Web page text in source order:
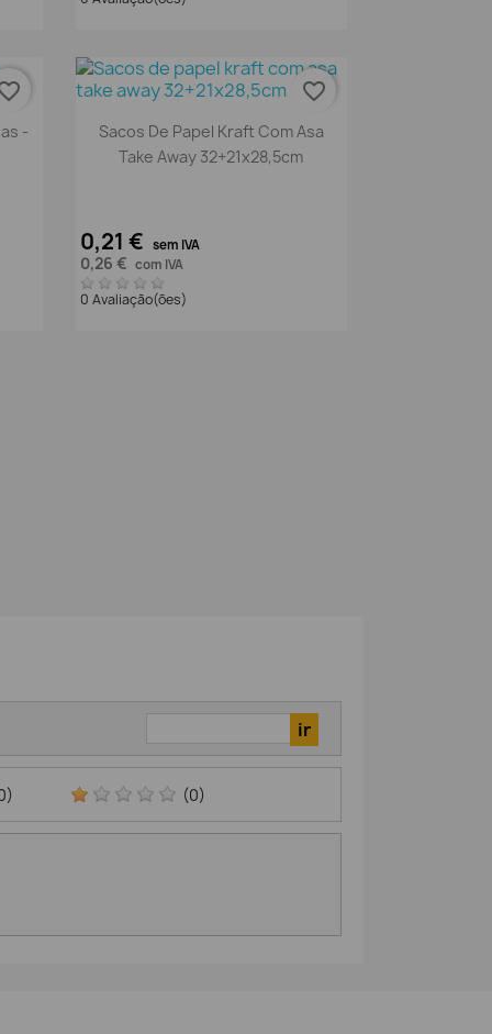
-
Vista rápida
Sacos De Papel Kraft Com Asa
Take Away 32+21x28,5cm
0,21 € sem IVA
0,26 € com IVA
0 Avaliação(ões)
favorite_border
(0)